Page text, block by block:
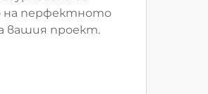
на перфектното
вашия проект.